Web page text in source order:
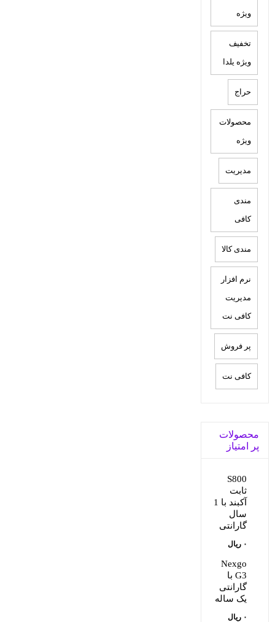
ویژه
تخفیف
ویژه یلدا
حراج
محصولات
ویژه
مدیریت
مندی
کافی
مندی کالا
نرم افزار
مدیریت
کافی نت
پر فروش
کافی نت
محصولات
پر امتیاز
S800
ثابت
آکبند با 1
سال
گارانتی
۰ ریال
Nexgo
G3 با
گارانتی
یک ساله
۰ ریال